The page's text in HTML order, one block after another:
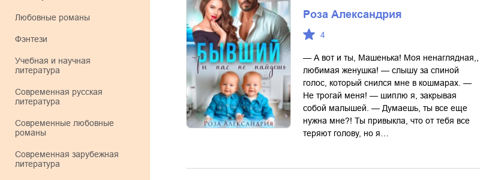
любовные романы
фэнтези
учебная и научная
литература
современная русская
литература
современные любовные
романы
современная зарубежная
литература
Роза Александрия
4
— А вот и ты, Машенька! Моя ненаглядная,,
любимая женушка! — слышу за спиной
голос, который снился мне в кошмарах. —
Не трогай меня! — шиплю я, закрывая
собой малышей. — Думаешь, ты все еще
нужна мне?! Ты привыкла, что от тебя все
теряют голову, но я…